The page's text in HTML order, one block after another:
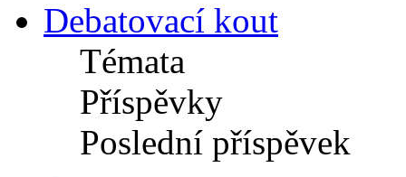
Debatovací kout
Témata
Příspěvky
Poslední příspěvek